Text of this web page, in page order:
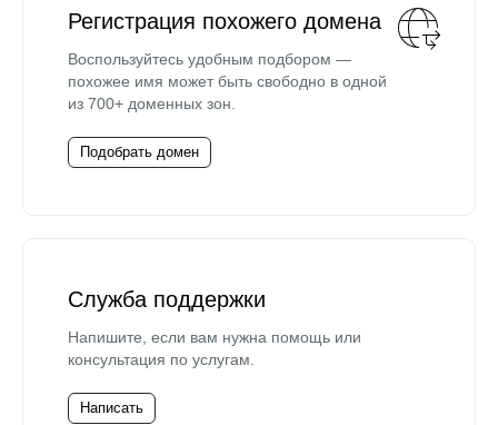
Регистрация похожего домена
Воспользуйтесь удобным подбором —
похожее имя может быть свободно в одной
из 700+ доменных зон.
Подобрать домен
Служба поддержки
Напишите, если вам нужна помощь или
консультация по услугам.
Написать